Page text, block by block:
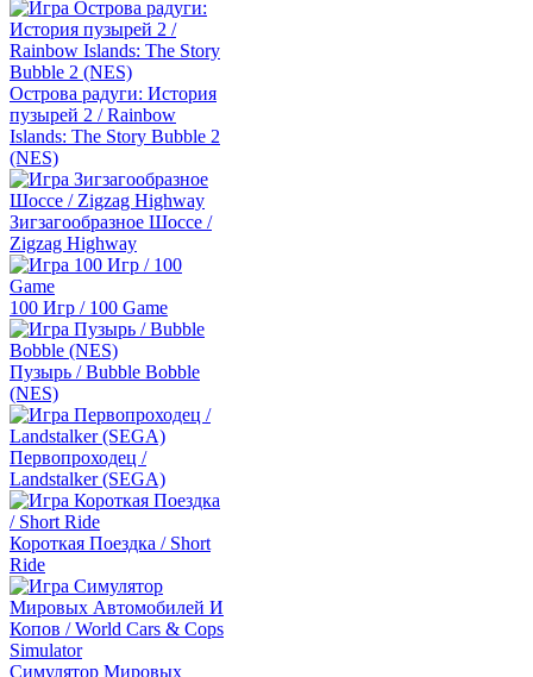
Острова радуги: История
пузырей 2 / Rainbow
Islands: The Story Bubble 2
(NES)
Зигзагообразное Шоссе /
Zigzag Highway
100 Игр / 100 Game
Пузырь / Bubble Bobble
(NES)
Первопроходец /
Landstalker (SEGA)
Короткая Поездка / Short
Ride
Симулятор Мировых